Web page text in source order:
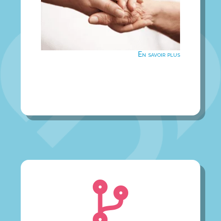
En savoir plus

Une prestation de service à la carte
(éducation technique et suivi du